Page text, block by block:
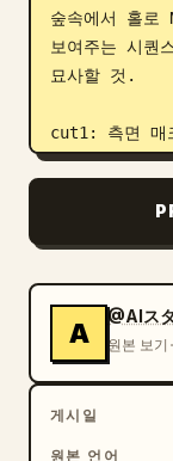
숲속에서 홀로
보여주는 시퀀
묘사할 것.
cut1: 측면 매
있음. 햇살이
리를 잡아 천
cut3: 매크로
cut4: 익스트림
켜려 하지만
않는 소리.
cut5: 익스트
이 점화됨. [스
가속]. 주변음
A 원본 보기
게시일
원본 언어